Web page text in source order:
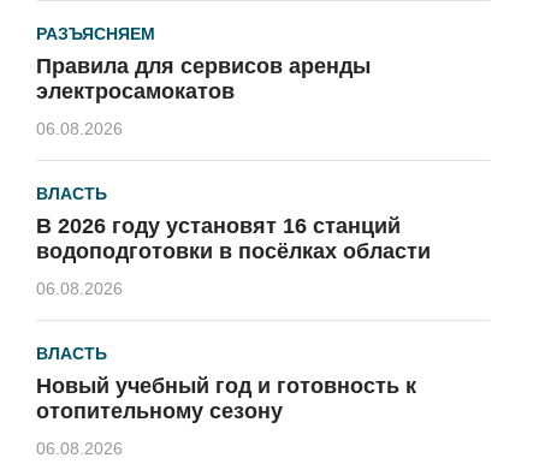
РАЗЪЯСНЯЕМ
Правила для сервисов аренды
электросамокатов
06.08.2026
ВЛАСТЬ
В 2026 году установят 16 станций
водоподготовки в посёлках области
06.08.2026
ВЛАСТЬ
Новый учебный год и готовность к
отопительному сезону
06.08.2026